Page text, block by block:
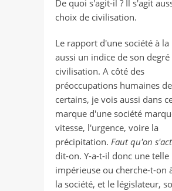
De quoi s'agit-il ? Il s'agit
choix de civilisation.
Le rapport d'une société à
aussi un indice de son degré
civilisation. A côté des
préoccupations humaines de
certains, je vois aussi dans
marque d'une société
vitesse, l'urgence, voire la
précipitation. Faut qu'on
dit-on. Y-a-t-il donc une telle
impérieuse ou cherche-t-on
la société, et le législateur,